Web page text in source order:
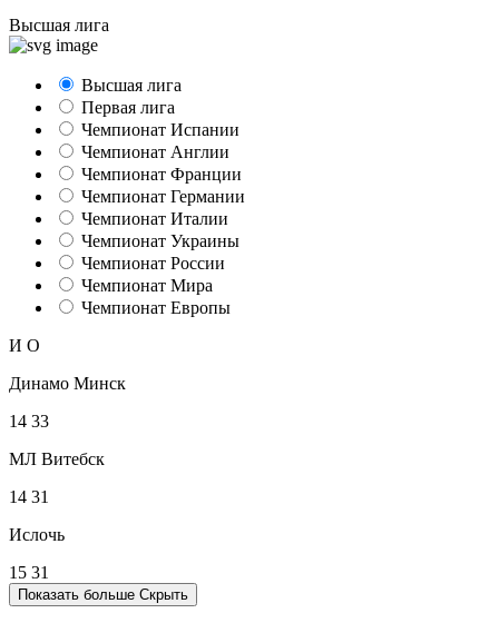
Высшая лига
Высшая лига
Первая лига
Чемпионат Испании
Чемпионат Англии
Чемпионат Франции
Чемпионат Германии
Чемпионат Италии
Чемпионат Украины
Чемпионат России
Чемпионат Мира
Чемпионат Европы
И О
Динамо Минск
14 33
МЛ Витебск
14 31
Ислочь
15 31
Показать больше Скрыть